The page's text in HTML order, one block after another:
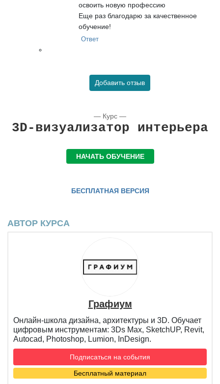
освоить новую профессию
Еще раз благодарю за качественное
обучение!
Ответ
Добавить отзыв
— Курс —
3D-визуализатор интерьера
НАЧАТЬ ОБУЧЕНИЕ
БЕСПЛАТНАЯ ВЕРСИЯ
АВТОР КУРСА
Графиум
Онлайн-школа дизайна, архитектуры и 3D. Обучает
цифровым инструментам: 3Ds Max, SketchUP, Revit,
Autocad, Photoshop, Lumion, InDesign.
Подписаться на события
Бесплатный материал